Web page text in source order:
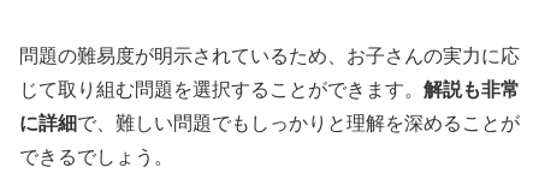
問題の難易度が明示されているため、お子さんの実力に応
じて取り組む問題を選択することができます。 解説も非常
に詳細で、難しい問題でもしっかりと理解を深めることが
できるでしょう。